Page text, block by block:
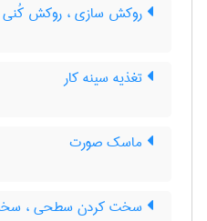
روکش سازی ، روکش کُنی
تغذیه سینه کار
ماسک صورت
سخت کردن سطحی ،